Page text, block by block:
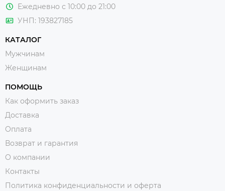
Ежедневно с 10:00 до 21:00
УНП: 193827185
КАТАЛОГ
Мужчинам
Женщинам
ПОМОЩЬ
Как оформить заказ
Доставка
Оплата
Возврат и гарантия
О компании
Контакты
Политика конфиденциальности и оферта